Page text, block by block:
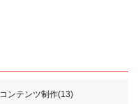
コンテンツ制作(13)